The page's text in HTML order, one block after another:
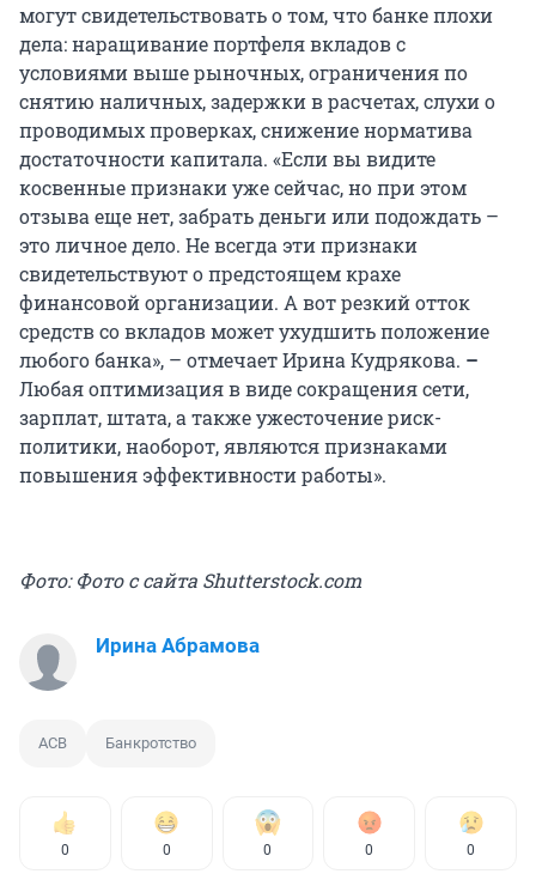
могут свидетельствовать о том, что банке плохи
дела: наращивание портфеля вкладов с
условиями выше рыночных, ограничения по
снятию наличных, задержки в расчетах, слухи о
проводимых проверках, снижение норматива
достаточности капитала. «Если вы видите
косвенные признаки уже сейчас, но при этом
отзыва еще нет, забрать деньги или подождать –
это личное дело. Не всегда эти признаки
свидетельствуют о предстоящем крахе
финансовой организации. А вот резкий отток
средств со вкладов может ухудшить положение
любого банка», – отмечает Ирина Кудрякова. –
Любая оптимизация в виде сокращения сети,
зарплат, штата, а также ужесточение риск-
политики, наоборот, являются признаками
повышения эффективности работы».
Фото: Фото с сайта Shutterstock.com
Ирина Абрамова
АСВ Банкротство
0 0 0 0 0